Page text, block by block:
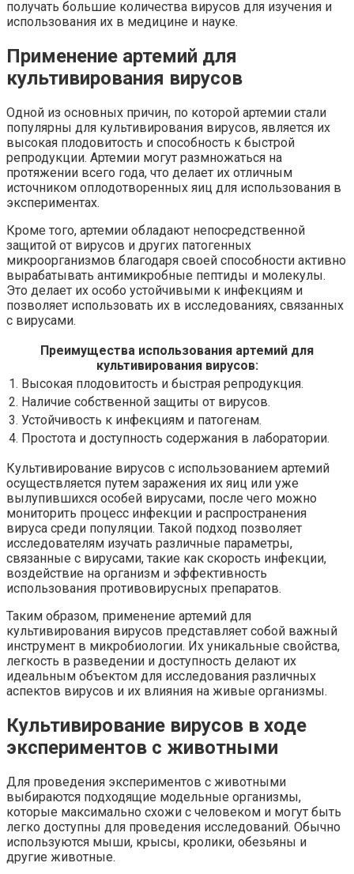
получать большие количества вирусов для изучения и
использования их в медицине и науке.
Применение артемий для
культивирования вирусов
Одной из основных причин, по которой артемии стали
популярны для культивирования вирусов, является их
высокая плодовитость и способность к быстрой
репродукции. Артемии могут размножаться на
протяжении всего года, что делает их отличным
источником оплодотворенных яиц для использования в
экспериментах.
Кроме того, артемии обладают непосредственной
защитой от вирусов и других патогенных
микроорганизмов благодаря своей способности активно
вырабатывать антимикробные пептиды и молекулы.
Это делает их особо устойчивыми к инфекциям и
позволяет использовать их в исследованиях, связанных
с вирусами.
Преимущества использования артемий для
культивирования вирусов:
1. Высокая плодовитость и быстрая репродукция.
2. Наличие собственной защиты от вирусов.
3. Устойчивость к инфекциям и патогенам.
4. Простота и доступность содержания в лаборатории.
Культивирование вирусов с использованием артемий
осуществляется путем заражения их яиц или уже
вылупившихся особей вирусами, после чего можно
мониторить процесс инфекции и распространения
вируса среди популяции. Такой подход позволяет
исследователям изучать различные параметры,
связанные с вирусами, такие как скорость инфекции,
воздействие на организм и эффективность
использования противовирусных препаратов.
Таким образом, применение артемий для
культивирования вирусов представляет собой важный
инструмент в микробиологии. Их уникальные свойства,
легкость в разведении и доступность делают их
идеальным объектом для исследования различных
аспектов вирусов и их влияния на живые организмы.
Культивирование вирусов в ходе
экспериментов с животными
Для проведения экспериментов с животными
выбираются подходящие модельные организмы,
которые максимально схожи с человеком и могут быть
легко доступны для проведения исследований. Обычно
используются мыши, крысы, кролики, обезьяны и
другие животные.